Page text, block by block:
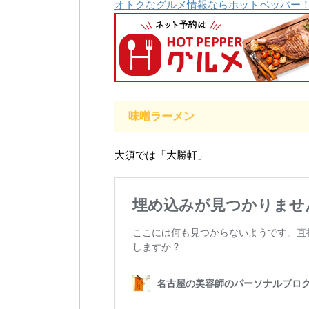
オトクなグルメ情報ならホットペッパー
味噌ラーメン
大須では「大勝軒」